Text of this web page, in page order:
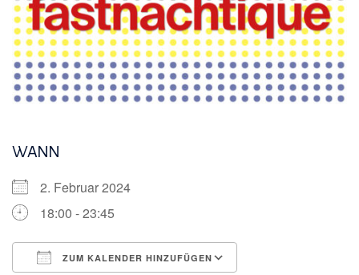
WANN
2. Februar 2024
18:00 - 23:45
ZUM KALENDER HINZUFÜGEN